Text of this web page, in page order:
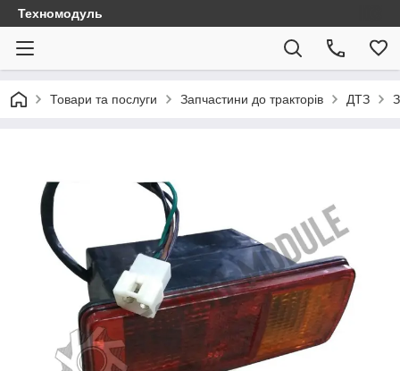
Техномодуль
Товари та послуги Запчастини до тракторів ДТЗ